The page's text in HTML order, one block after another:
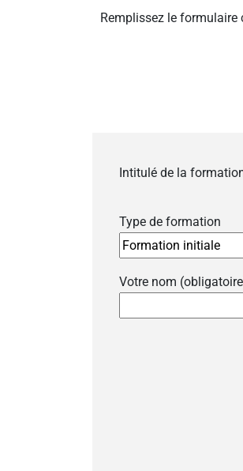
Remplissez le formulaire
Intitulé de la
Type de formation
Votre nom